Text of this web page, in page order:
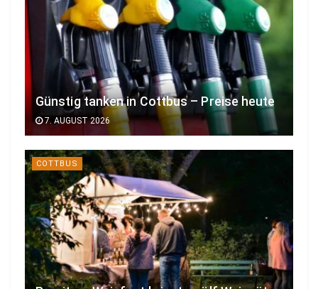
Günstig tanken in Cottbus – Preise heute
7. AUGUST 2026
COTTBUS